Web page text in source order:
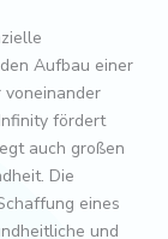
Aufbau einer
voneinander
fördert
auch großen
Die
eines
und